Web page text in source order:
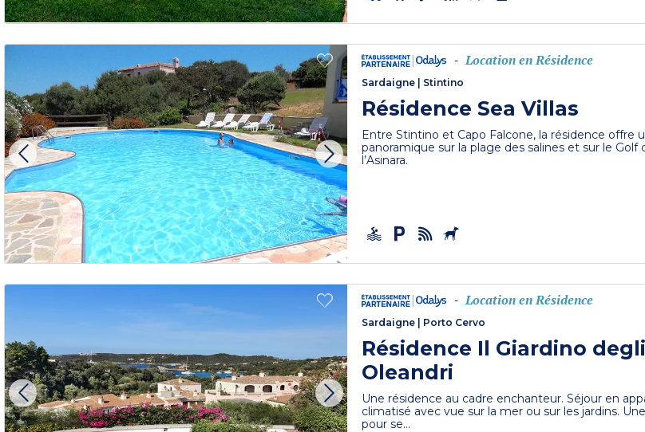
- Location en Résidence
Sardaigne Stintino
Résidence Sea Villas
Entre Stintino et Capo Falcone, la résidence offre
panoramique sur la plage des salines et sur le Golf
l’Asinara.
- Location en Résidence
Sardaigne Porto Cervo
Résidence Il Giardino degli
Oleandri
Une résidence au cadre enchanteur. Séjour en
climatisé avec vue sur la mer ou sur les jardins.
pour se...